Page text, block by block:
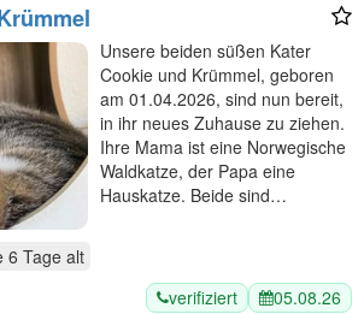
Unsere beiden süßen Kater
Cookie und Krümmel, geboren
am 01.04.2026, sind nun bereit,
in ihr neues Zuhause zu ziehen.
Ihre Mama ist eine Norwegische
Waldkatze, der Papa eine
Hauskatze. Beide sind…
6 Tage alt
verifiziert 05.08.26